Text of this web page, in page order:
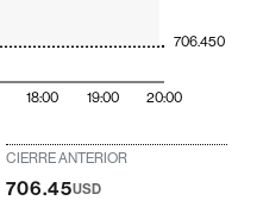
18:00 19:00 20:00
706.450
CIERRE ANTERIOR
706.45USD